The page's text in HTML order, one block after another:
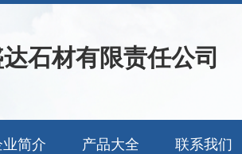
石材有限责任公司
业简介 产品大全 联系我们